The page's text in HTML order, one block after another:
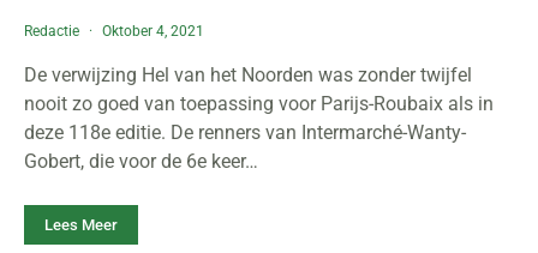
Redactie Oktober 4, 2021
De verwijzing Hel van het Noorden was zonder twijfel
nooit zo goed van toepassing voor Parijs-Roubaix als in
deze 118e editie. De renners van Intermarché-Wanty-
Gobert, die voor de 6e keer…
Lees Meer